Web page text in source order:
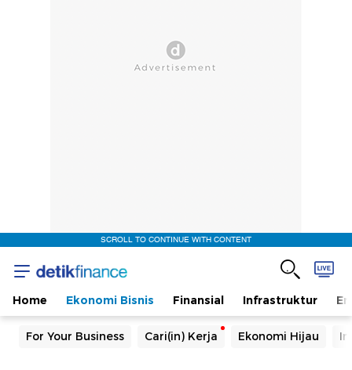
SCROLL TO CONTINUE WITH CONTENT
Home Ekonomi Bisnis Finansial Infrastruktur
For Your Business Cari(in) Kerja Ekonomi Hijau